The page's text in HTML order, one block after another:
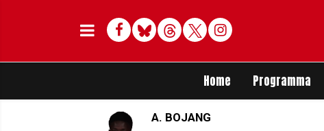
Facebook
BlueskyThreadsTwitterDelen op Whatsapp
Home Programma
A. BOJANG